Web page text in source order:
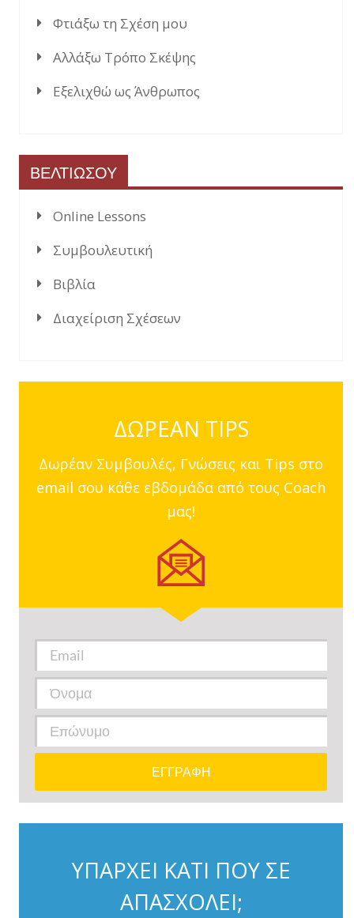
Φτιάξω τη Σχέση μου
Αλλάξω Τρόπο Σκέψης
Εξελιχθώ ως Άνθρωπος
ΒΕΛΤΙΩΣΟΥ
Online Lessons
Συμβουλευτική
Βιβλία
Διαχείριση Σχέσεων
ΔΩΡΕΑΝ TIPS
Δωρέαν Συμβουλές, Γνώσεις και Tips στο
email σου κάθε εβδομάδα από τους Coach
μας!
ΥΠΑΡΧΕΙ ΚΑΤΙ ΠΟΥ ΣΕ
ΑΠΑΣΧΟΛΕΙ;